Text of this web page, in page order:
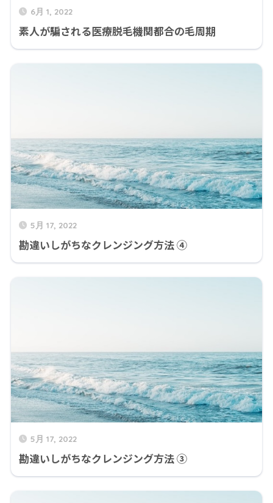
6月 1, 2022
素人が騙される医療脱毛機関都合の毛周期
5月 17, 2022
勘違いしがちなクレンジング方法 ④
5月 17, 2022
勘違いしがちなクレンジング方法 ③